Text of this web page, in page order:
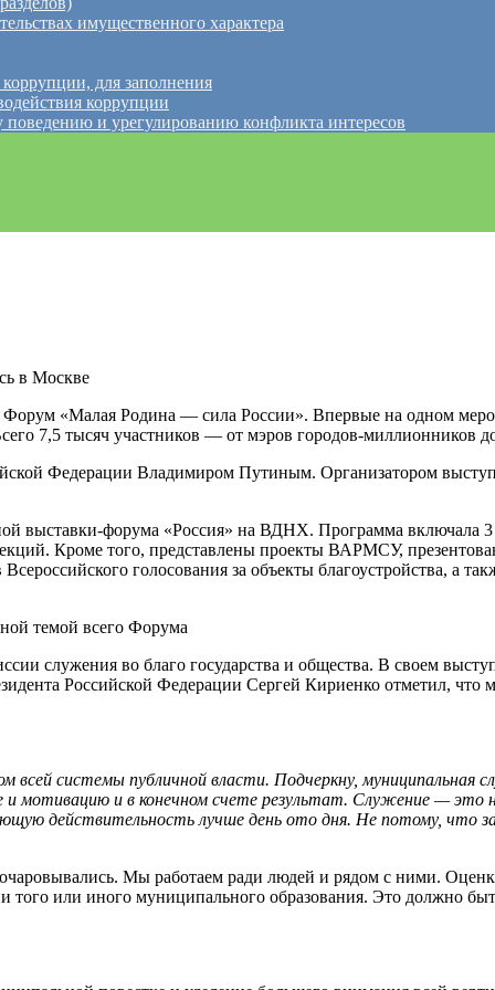
имущественного характера
для заполнения
коррупции
и урегулированию конфликта интересов
в Москве
«Малая Родина — сила России». Впервые на одном
7,5 тысяч участников — от мэров городов-миллионников
Федерации Владимиром Путиным. Организатором
выставки-форума «Россия» на ВДНХ. Программа включала
Кроме того, представлены проекты ВАРМСУ,
голосования за объекты благоустройства, а
темой всего Форума
служения во благо государства и общества. В своем
Российской Федерации Сергей Кириенко отметил,
всей системы публичной власти. Подчеркну,
мотивацию и в конечном счете результат. Служение —
действительность лучше день ото дня. Не потому, что
Мы работаем ради людей и рядом с ними.
или иного муниципального образования. Это должно